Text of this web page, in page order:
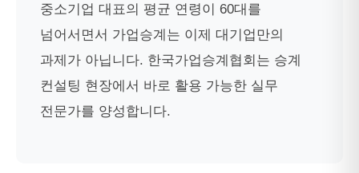
중소기업 대표의 평균 연령이 60대를
넘어서면서 가업승계는 이제 대기업만의
과제가 아닙니다. 한국가업승계협회는 승계
컨설팅 현장에서 바로 활용 가능한 실무
전문가를 양성합니다.